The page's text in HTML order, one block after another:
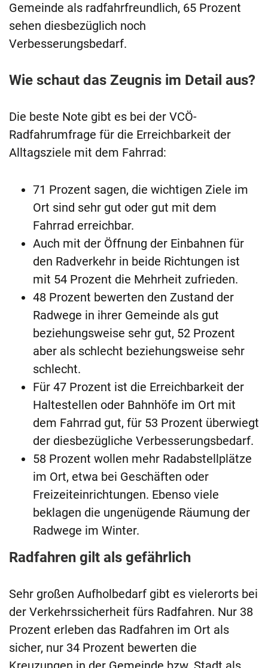
Gemeinde als radfahrfreundlich, 65 Prozent
sehen diesbezüglich noch
Verbesserungsbedarf.
Wie schaut das Zeugnis im Detail aus?
Die beste Note gibt es bei der VCÖ-
Radfahrumfrage für die Erreichbarkeit der
Alltagsziele mit dem Fahrrad:
71 Prozent sagen, die wichtigen Ziele im
Ort sind sehr gut oder gut mit dem
Fahrrad erreichbar.
Auch mit der Öffnung der Einbahnen für
den Radverkehr in beide Richtungen ist
mit 54 Prozent die Mehrheit zufrieden.
48 Prozent bewerten den Zustand der
Radwege in ihrer Gemeinde als gut
beziehungsweise sehr gut, 52 Prozent
aber als schlecht beziehungsweise sehr
schlecht.
Für 47 Prozent ist die Erreichbarkeit der
Haltestellen oder Bahnhöfe im Ort mit
dem Fahrrad gut, für 53 Prozent überwiegt
der diesbezügliche Verbesserungsbedarf.
58 Prozent wollen mehr Radabstellplätze
im Ort, etwa bei Geschäften oder
Freizeiteinrichtungen. Ebenso viele
beklagen die ungenügende Räumung der
Radwege im Winter.
Radfahren gilt als gefährlich
Sehr großen Aufholbedarf gibt es vielerorts bei
der Verkehrssicherheit fürs Radfahren. Nur 38
Prozent erleben das Radfahren im Ort als
sicher, nur 34 Prozent bewerten die